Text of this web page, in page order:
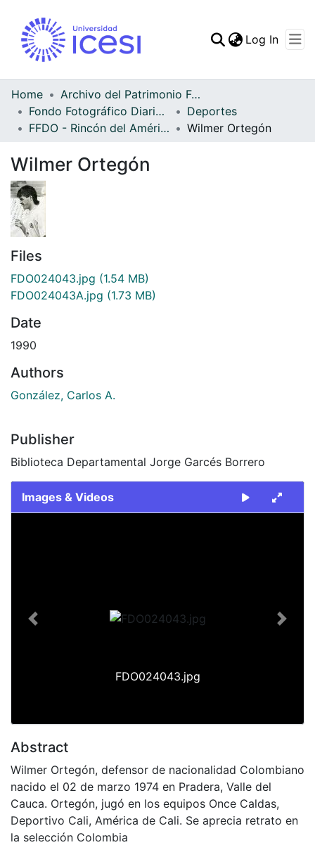
Statistics
Log In
Home
Archivo del Patrimonio Fotográfico y Fílmico del Valle del Cauca
Fondo Fotográfico Diario Occidente
Deportes
FFDO - Rincón del América - Patrimonial
Wilmer Ortegón
Wilmer Ortegón
Files
FDO024043.jpg (1.54 MB)
FDO024043A.jpg (1.73 MB)
Date
1990
Authors
González, Carlos A.
Publisher
Biblioteca Departamental Jorge Garcés Borrero
Images & Videos
FDO024043.jpg
Previous Next
Abstract
Wilmer Ortegón, defensor de nacionalidad Colombiano
nacido el 02 de marzo 1974 en Pradera, Valle del
Cauca. Ortegón, jugó en los equipos Once Caldas,
Deportivo Cali, América de Cali. Se aprecia retrato en
la selección Colombia